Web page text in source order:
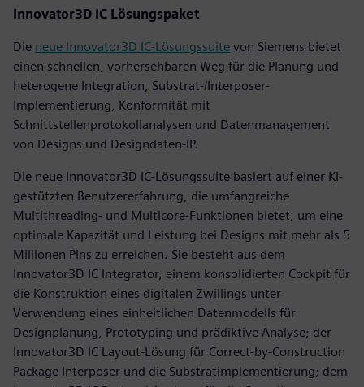
Innovator3D IC Lösungspaket
Die neue Innovator3D IC-Lösungssuite von Siemens bietet
einen schnellen, vorhersehbaren Weg für die Planung und
heterogene Integration, Substrat-/Interposer-
Implementierung, Konformität mit
Schnittstellenprotokollanalysen und Datenmanagement
von Designs und Designdaten-IP.
Die neue Innovator3D IC-Lösungssuite basiert auf einer KI-
gestützten Benutzererfahrung, die umfangreiche
Multithreading- und Multicore-Funktionen bietet, um eine
optimale Kapazität und Leistung bei Designs mit mehr als 5
Millionen Pins zu erreichen. Sie besteht aus dem
Innovator3D IC Integrator, einem konsolidierten Cockpit für
die Konstruktion eines digitalen Zwillings unter
Verwendung eines einheitlichen Datenmodells für
Designplanung, Prototyping und prädiktive Analyse; der
Innovator3D IC Layout-Lösung für Correct-by-Construction
Package Interposer und die Substratimplementierung; dem